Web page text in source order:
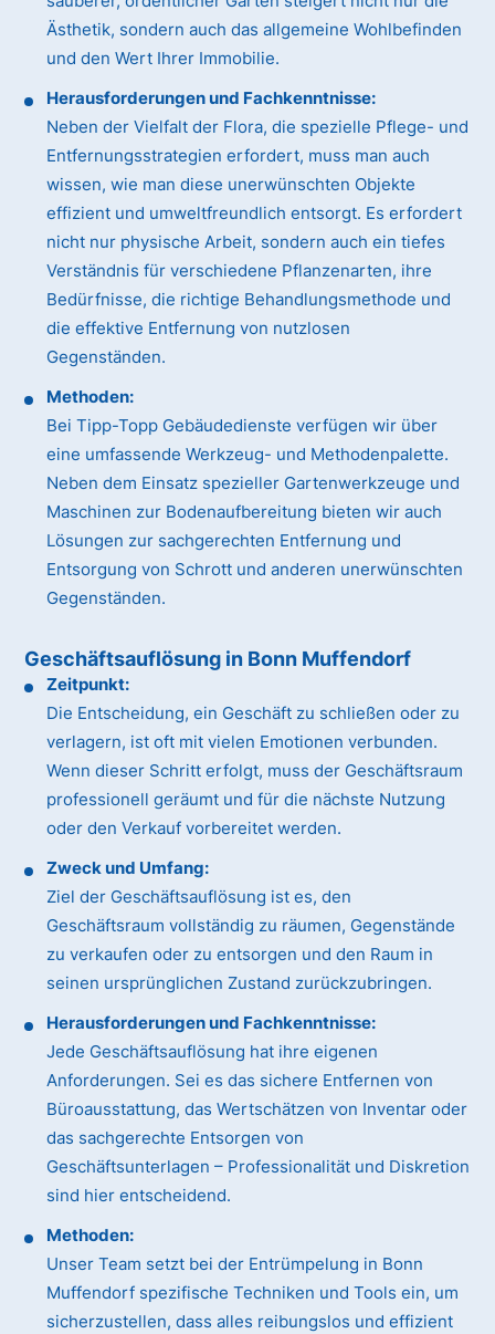
Ästhetik, sondern auch das allgemeine Wohlbefinden
und den Wert Ihrer Immobilie.
Herausforderungen und Fachkenntnisse:
Neben der Vielfalt der Flora, die spezielle Pflege- und
Entfernungsstrategien erfordert, muss man auch
wissen, wie man diese unerwünschten Objekte
effizient und umweltfreundlich entsorgt. Es erfordert
nicht nur physische Arbeit, sondern auch ein tiefes
Verständnis für verschiedene Pflanzenarten, ihre
Bedürfnisse, die richtige Behandlungsmethode und
die effektive Entfernung von nutzlosen
Gegenständen.
Methoden:
Bei Tipp-Topp Gebäudedienste verfügen wir über
eine umfassende Werkzeug- und Methodenpalette.
Neben dem Einsatz spezieller Gartenwerkzeuge und
Maschinen zur Bodenaufbereitung bieten wir auch
Lösungen zur sachgerechten Entfernung und
Entsorgung von Schrott und anderen unerwünschten
Gegenständen.
Geschäftsauflösung in Bonn Muffendorf
Zeitpunkt:
Die Entscheidung, ein Geschäft zu schließen oder zu
verlagern, ist oft mit vielen Emotionen verbunden.
Wenn dieser Schritt erfolgt, muss der Geschäftsraum
professionell geräumt und für die nächste Nutzung
oder den Verkauf vorbereitet werden.
Zweck und Umfang:
Ziel der Geschäftsauflösung ist es, den
Geschäftsraum vollständig zu räumen, Gegenstände
zu verkaufen oder zu entsorgen und den Raum in
seinen ursprünglichen Zustand zurückzubringen.
Herausforderungen und Fachkenntnisse:
Jede Geschäftsauflösung hat ihre eigenen
Anforderungen. Sei es das sichere Entfernen von
Büroausstattung, das Wertschätzen von Inventar oder
das sachgerechte Entsorgen von
Geschäftsunterlagen – Professionalität und Diskretion
sind hier entscheidend.
Methoden:
Unser Team setzt bei der Entrümpelung in Bonn
Muffendorf spezifische Techniken und Tools ein, um
sicherzustellen, dass alles reibungslos und effizient